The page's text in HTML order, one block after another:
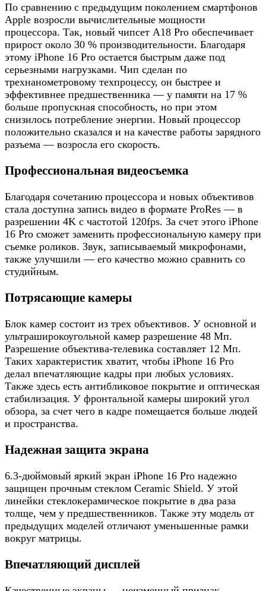
По сравнению с предыдущим поколением смартфонов
Apple возросли вычислительные мощности
процессора. Так, новый чипсет А18 Pro обеспечивает
прирост около 30 % производительности. Благодаря
этому iPhone 16 Pro остается быстрым даже под
серьезными нагрузками. Чип сделан по
трехнанометровому техпроцессу, он быстрее и
эффективнее предшественника — у памяти на 17 %
больше пропускная способность, но при этом
снизилось потребление энергии. Новый процессор
положительно сказался и на качестве работы зарядного
разъема — возросла его скорость.
Профессиональная видеосъемка
Благодаря сочетанию процессора и новых объективов
стала доступна запись видео в формате ProRes — в
разрешении 4K с частотой 120fps. За счет этого iPhone
16 Pro сможет заменить профессиональную камеру при
съемке роликов. Звук, записываемый микрофонами,
также улучшили — его качество можно сравнить со
студийным.
Потрясающие камеры
Блок камер состоит из трех объективов. У основной и
ультраширокоугольной камер разрешение 48 Мп.
Разрешение объектива-телевика составляет 12 Мп.
Таких характеристик хватит, чтобы iPhone 16 Pro
делал впечатляющие кадры при любых условиях.
Также здесь есть антибликовое покрытие и оптическая
стабилизация. У фронтальной камеры широкий угол
обзора, за счет чего в кадре помещается больше людей
и пространства.
Надежная защита экрана
6.3-дюймовый яркий экран iPhone 16 Pro надежно
защищен прочным стеклом Ceramic Shield. У этой
линейки стеклокерамическое покрытие в два раза
толще, чем у предшественников. Также эту модель от
предыдущих моделей отличают уменьшенные рамки
вокруг матрицы.
Впечатляющий дисплей